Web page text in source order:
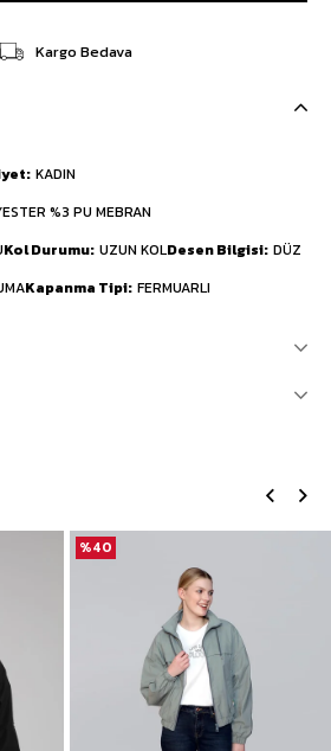
Kargo Bedava
KADIN
%3 PU MEBRAN
Kol Durumu UZUN KOLDesen Bilgisi DÜZ
Kapanma Tipi FERMUARLI
%40